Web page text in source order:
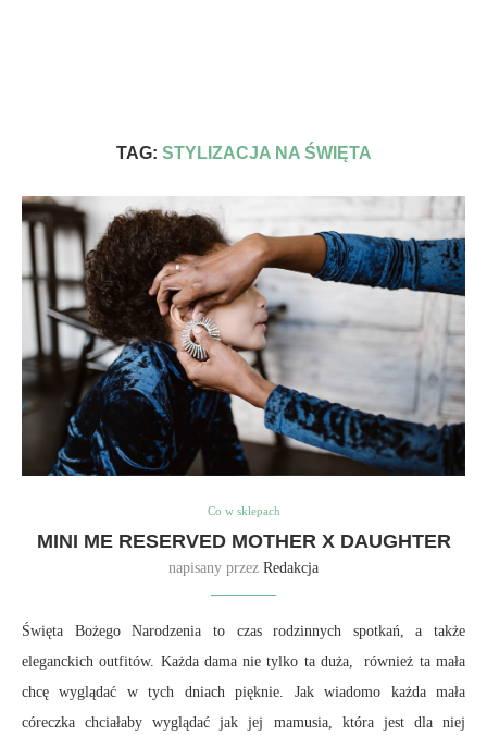
TAG: STYLIZACJA NA ŚWIĘTA
Co w sklepach
MINI ME RESERVED MOTHER X DAUGHTER
napisany przez Redakcja
Święta Bożego Narodzenia to czas rodzinnych spotkań, a także
eleganckich outfitów. Każda dama nie tylko ta duża, również ta mała
chcę wyglądać w tych dniach pięknie. Jak wiadomo każda mała
córeczka chciałaby wyglądać jak jej mamusia, która jest dla niej